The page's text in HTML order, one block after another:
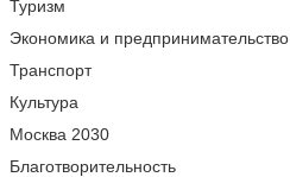
Туризм
Экономика и предпринимательство
Транспорт
Культура
Москва 2030
Благотворительность